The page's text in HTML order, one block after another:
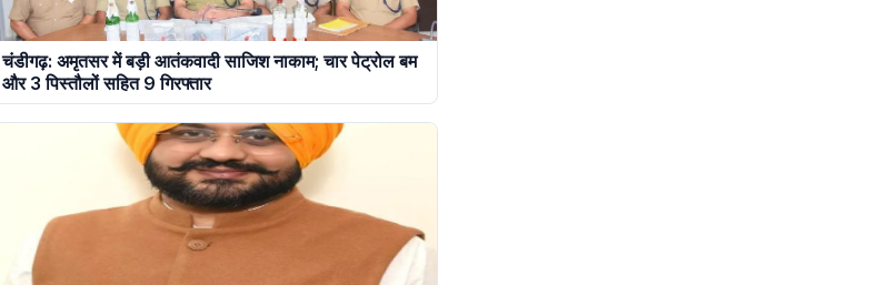
चंडीगढ़: अमृतसर में बड़ी आतंकवादी साजिश नाकाम; चार पेट्रोल बम
और 3 पिस्तौलों सहित 9 गिरफ्तार